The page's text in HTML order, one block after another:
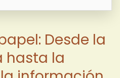
Desde la
hasta la